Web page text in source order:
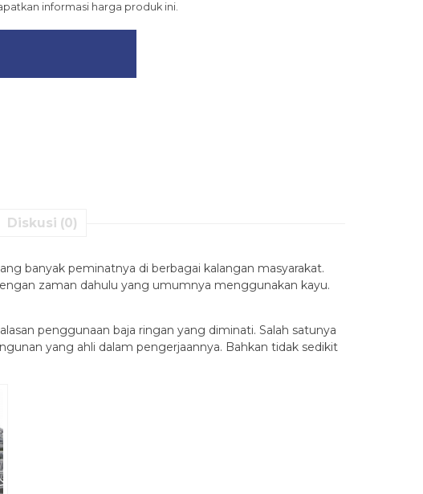
informasi harga produk ini.
Diskusi (0)
banyak peminatnya di berbagai kalangan masyarakat.
zaman dahulu yang umumnya menggunakan kayu.
penggunaan baja ringan yang diminati. Salah satunya
yang ahli dalam pengerjaannya. Bahkan tidak sedikit